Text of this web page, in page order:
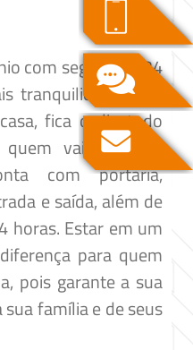
com segurança 24
tranquilidade para
fica o dia todo
vai viajar. O
com portaria,
e saída, além de
horas. Estar em um
para quem
pois garante a sua
família e de seus